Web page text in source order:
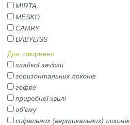
MIRTA
MESKO
CAMRY
BABYLISS
Для створення
гладкої зачіски
горизонтальних локонів
гофре
природної хвилі
об'єму
спіральних (вертикальних) локонів